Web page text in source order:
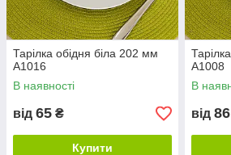
Тарілка обідня біла 202 мм
A1016
В наявності
від 65 ₴
Купити
A1008
В
від 86